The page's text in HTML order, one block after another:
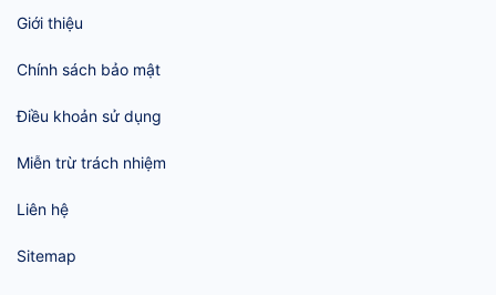
Giới thiệu
Chính sách bảo mật
Điều khoản sử dụng
Miễn trừ trách nhiệm
Liên hệ
Sitemap